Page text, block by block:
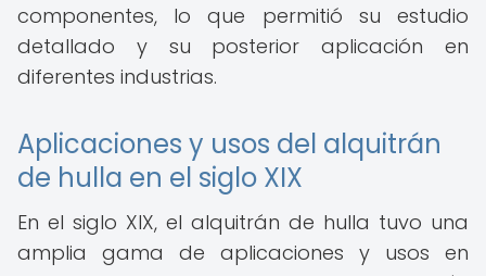
componentes, lo que permitió su estudio
detallado y su posterior aplicación en
diferentes industrias.
Aplicaciones y usos del alquitrán
de hulla en el siglo XIX
En el siglo XIX, el alquitrán de hulla tuvo una
amplia gama de aplicaciones y usos en